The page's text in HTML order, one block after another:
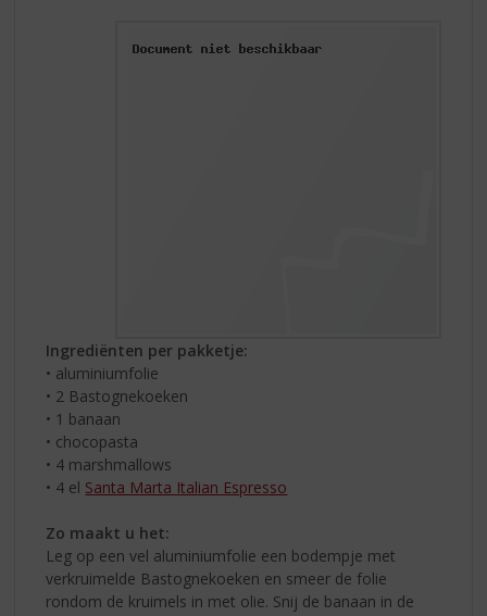
Ingrediënten per pakketje:
• aluminiumfolie
• 2 Bastognekoeken
• 1 banaan
• chocopasta
• 4 marshmallows
• 4 el Santa Marta Italian Espresso
Zo maakt u het:
Leg op een vel aluminiumfolie een bodempje met
verkruimelde Bastognekoeken en smeer de folie
rondom de kruimels in met olie. Snij de banaan in de